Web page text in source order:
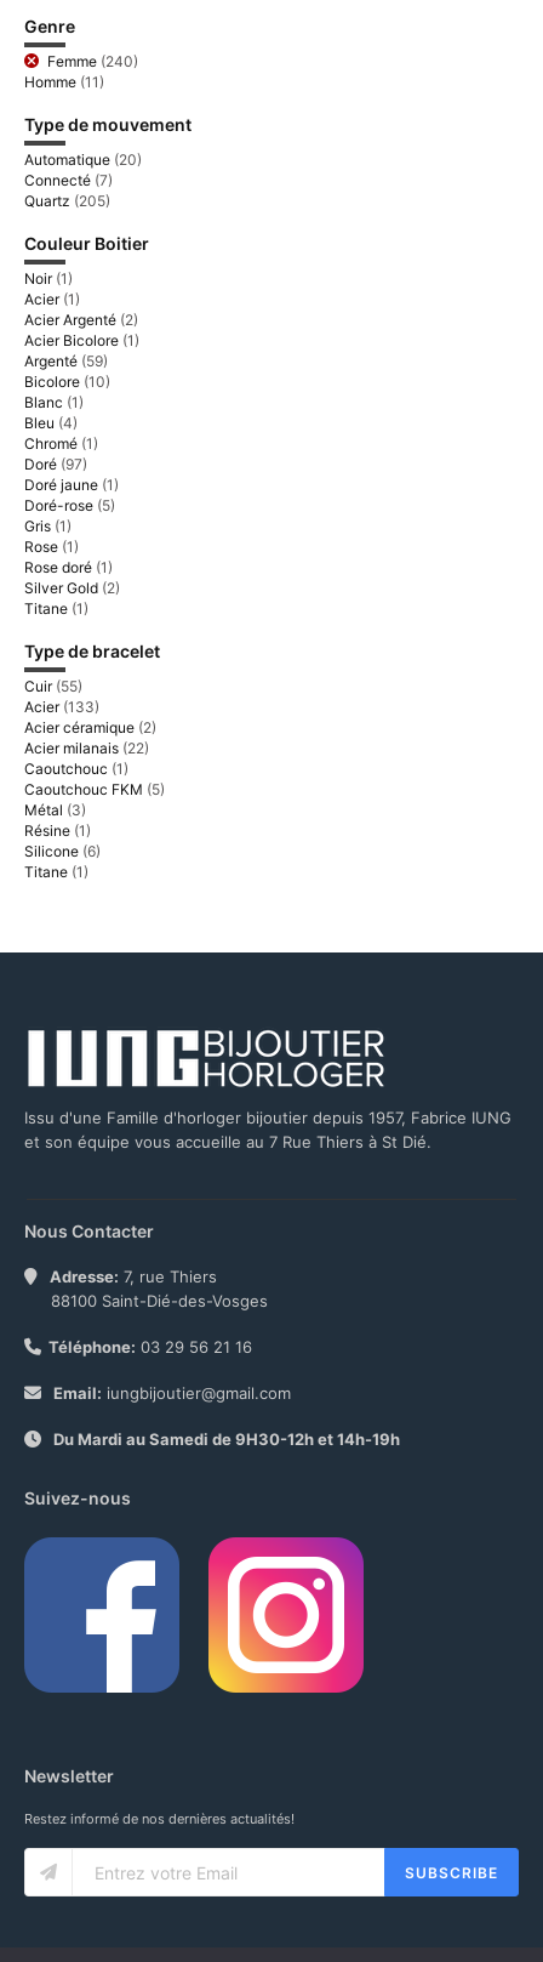
Genre
Femme (240)
Homme (11)
Type de mouvement
Automatique (20)
Connecté (7)
Quartz (205)
Couleur Boitier
Noir (1)
Acier (1)
Acier Argenté (2)
Acier Bicolore (1)
Argenté (59)
Bicolore (10)
Blanc (1)
Bleu (4)
Chromé (1)
Doré (97)
Doré jaune (1)
Doré-rose (5)
Gris (1)
Rose (1)
Rose doré (1)
Silver Gold (2)
Titane (1)
Type de bracelet
Cuir (55)
Acier (133)
Acier céramique (2)
Acier milanais (22)
Caoutchouc (1)
Caoutchouc FKM (5)
Métal (3)
Résine (1)
Silicone (6)
Titane (1)
Issu d'une Famille d'horloger bijoutier depuis 1957, Fabrice IUNG
et son équipe vous accueille au 7 Rue Thiers à St Dié.
Nous Contacter
Adresse: 7, rue Thiers
88100 Saint-Dié-des-Vosges
Téléphone: 03 29 56 21 16
Email: iungbijoutier@gmail.com
Du Mardi au Samedi de 9H30-12h et 14h-19h
Suivez-nous
Newsletter
Restez informé de nos dernières actualités!
SUBSCRIBE